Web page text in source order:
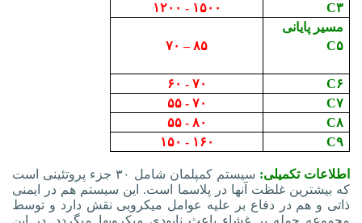
C۳
۱۲۰۰ - ۱۵۰۰
مسیر پایانی
C۵
۷۰ – ۸۵
C۶
۶۰ - ۷۰
C۷
۵۵ - ۷۰
C۸
۵۵ - ۸۰
C۹
۱۵۰ - ۱۶۰
اطلاعات تکمیلی:
سیستم کمپلمان شامل ۳۰ جزء پروتئینی است
که بیشترین غلظت آنها در پلاسما است. این سیستم هم در ایمنی
ذاتی و هم در دفاع بر علیه عوامل میکروبی نقش دارد و توسط
مجموعه حمله بر غشاء باعث نابودی میکروب‏ها می‏گردد. در این